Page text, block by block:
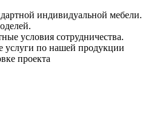
индивидуальной мебели.
условия сотрудничества.
услуги по нашей продукции
проекта